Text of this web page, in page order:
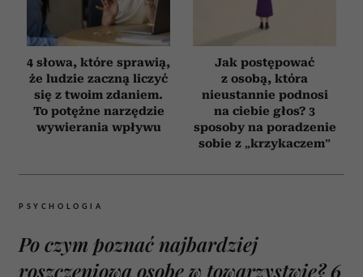
4 słowa, które sprawią,
że ludzie zaczną liczyć
się z twoim zdaniem.
To potężne narzędzie
wywierania wpływu
Jak postępować
z osobą, która
nieustannie podnosi
na ciebie głos? 3
sposoby na poradzenie
sobie z „krzykaczem”
PSYCHOLOGIA
Po czym poznać najbardziej
roszczeniową osobę w towarzystwie? 6